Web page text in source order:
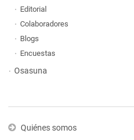
Editorial
Colaboradores
Blogs
Encuestas
Osasuna
Quiénes somos